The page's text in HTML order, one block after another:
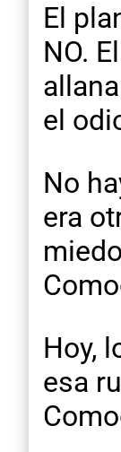
El
NO.
el
No
era
Hoy,
esa